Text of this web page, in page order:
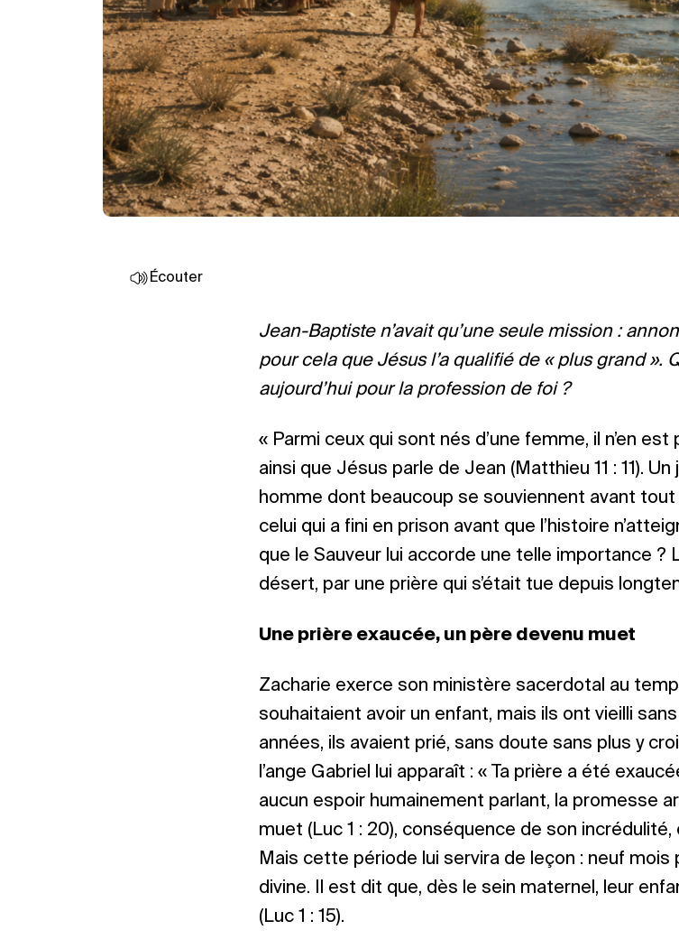
Écouter
Jean-Baptiste n’avait qu’une seule mission :
pour cela que Jésus l’a qualifié de « plus grand ».
aujourd’hui pour la profession de foi ?
« Parmi ceux qui sont nés d’une femme, il n’en est
ainsi que Jésus parle de Jean (Matthieu 11 : 11).
homme dont beaucoup se souviennent avant
celui qui a fini en prison avant que l’histoire
que le Sauveur lui accorde une telle importance ?
désert, par une prière qui s’était tue depuis
Une prière exaucée, un père devenu muet
Zacharie exerce son ministère sacerdotal au
souhaitaient avoir un enfant, mais ils ont vieilli
années, ils avaient prié, sans doute sans plus y
l’ange Gabriel lui apparaît : « Ta prière a été
aucun espoir humainement parlant, la promesse
muet (Luc 1 : 20), conséquence de son incrédulité,
Mais cette période lui servira de leçon : neuf mois
divine. Il est dit que, dès le sein maternel, leur
(Luc 1 : 15).